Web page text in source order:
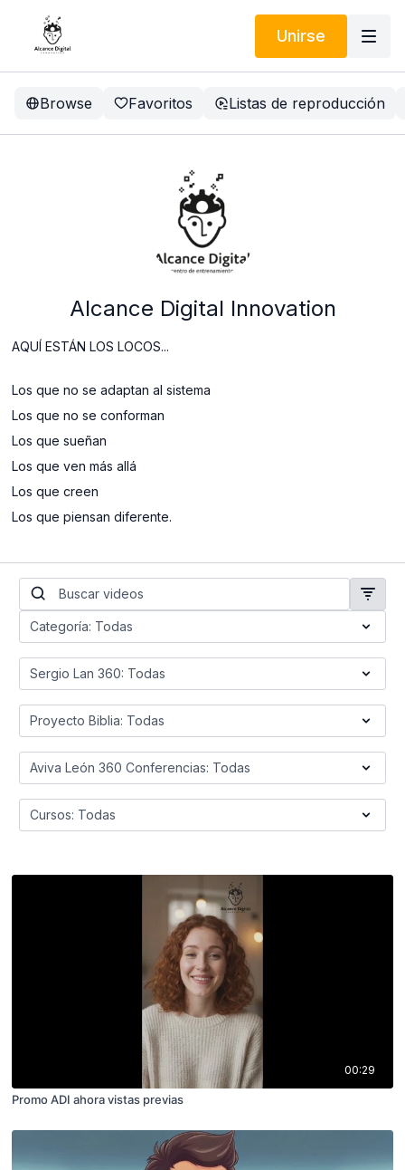
Unirse
Browse Favoritos Listas de reproducción
Alcance Digital Innovation
AQUÍ ESTÁN LOS LOCOS...
Los que no se adaptan al sistema
Los que no se conforman
Los que sueñan
Los que ven más allá
Los que creen
Los que piensan diferente.
00:29
Promo ADI ahora vistas previas